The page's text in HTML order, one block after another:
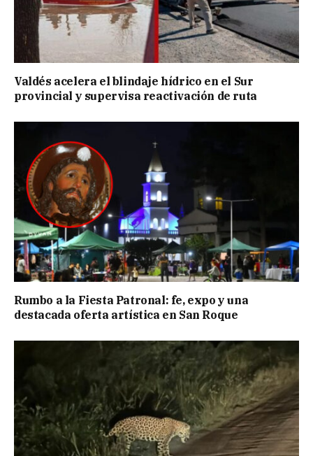
Valdés acelera el blindaje hídrico en el Sur
provincial y supervisa reactivación de ruta
Rumbo a la Fiesta Patronal: fe, expo y una
destacada oferta artística en San Roque